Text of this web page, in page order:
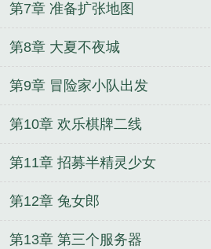
第7章 准备扩张地图
第8章 大夏不夜城
第9章 冒险家小队出发
第10章 欢乐棋牌二线
第11章 招募半精灵少女
第12章 兔女郎
第13章 第三个服务器